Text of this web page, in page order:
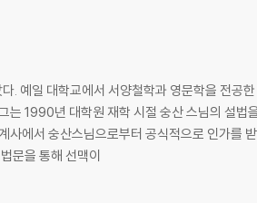
. 예일 대학교에서 서양철학과 영문학을 전공
는 1990년 대학원 재학 시절 숭산 스님의 설
적으로 인가를 받았다. 1992년부터 송광사, 정혜사, 각화사, 봉암사 등 전
문을 통해 선맥이